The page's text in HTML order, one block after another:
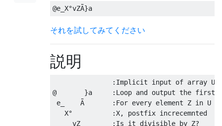
それを試してみてください
説明
               :Implicit input of array U
@       }a     :Loop and output the first
e_    Ã       :For every element Z in U
   X°          :X, postfix increcemnted